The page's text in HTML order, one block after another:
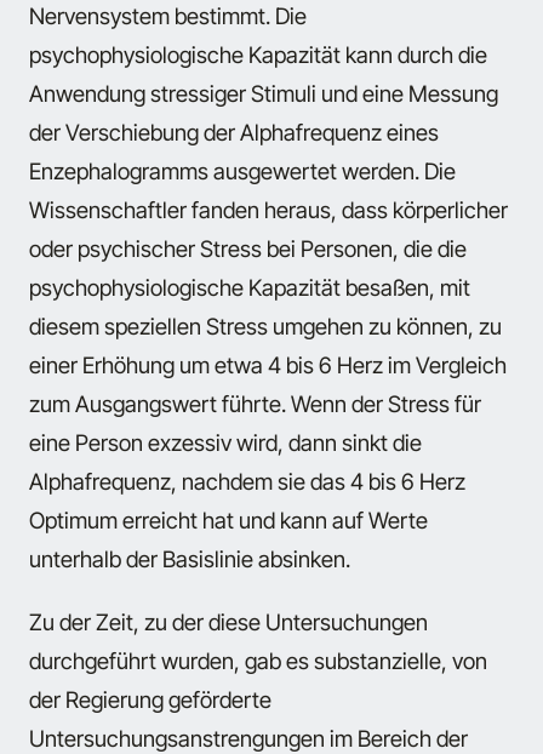
Nervensystem bestimmt. Die
psychophysiologische Kapazität kann durch die
Anwendung stressiger Stimuli und eine Messung
der Verschiebung der Alphafrequenz eines
Enzephalogramms ausgewertet werden. Die
Wissenschaftler fanden heraus, dass körperlicher
oder psychischer Stress bei Personen, die die
psychophysiologische Kapazität besaßen, mit
diesem speziellen Stress umgehen zu können, zu
einer Erhöhung um etwa 4 bis 6 Herz im Vergleich
zum Ausgangswert führte. Wenn der Stress für
eine Person exzessiv wird, dann sinkt die
Alphafrequenz, nachdem sie das 4 bis 6 Herz
Optimum erreicht hat und kann auf Werte
unterhalb der Basislinie absinken.
Zu der Zeit, zu der diese Untersuchungen
durchgeführt wurden, gab es substanzielle, von
der Regierung geförderte
Untersuchungsanstrengungen im Bereich der